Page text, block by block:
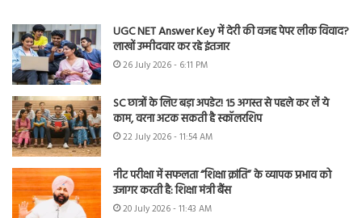
UGC NET Answer Key में देरी की वजह पेपर लीक विवाद?
लाखों उम्मीदवार कर रहे इंतजार
26 July 2026 - 6:11 PM
SC छात्रों के लिए बड़ा अपडेट! 15 अगस्त से पहले कर लें ये
काम, वरना अटक सकती है स्कॉलरशिप
22 July 2026 - 11:54 AM
नीट परीक्षा में सफलता “शिक्षा क्रांति” के व्यापक प्रभाव को
उजागर करती है: शिक्षा मंत्री बैंस
20 July 2026 - 11:43 AM